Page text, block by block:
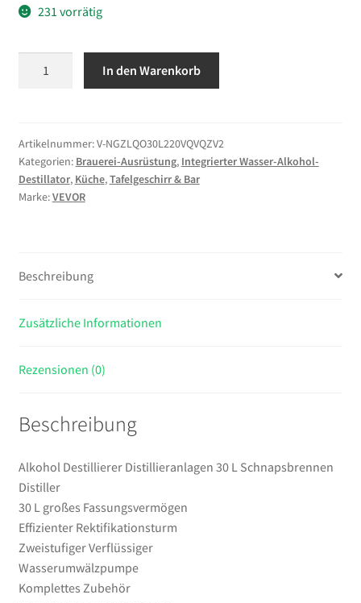
231 vorrätig
30
L
Schnapsbrennen
Distiller
In den Warenkorb
Artikelnummer:V-NGZLQO30L220VQVQZV2
Kategorien: Brauerei-Ausrüstung, Integrierter Wasser-Alkohol-
Destillator, Küche,Tafelgeschirr & Bar
Marke:VEVOR
Beschreibung
Zusätzliche Informationen
Rezensionen (0)
Beschreibung
Alkohol Destillierer Distillieranlagen 30 L Schnapsbrennen
Distiller
30 L großes Fassungsvermögen
Effizienter Rektifikationsturm
Zweistufiger Verflüssiger
Wasserumwälzpumpe
Komplettes Zubehör